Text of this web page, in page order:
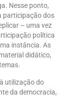
Nesse ponto,
participação dos
– uma vez
política
instância. As
didático,
utilização do
da democracia,